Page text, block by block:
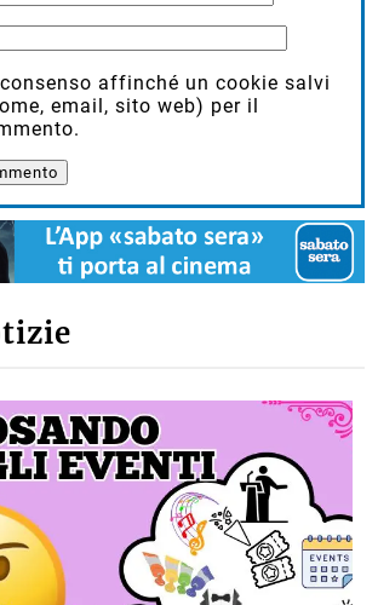
affinché un cookie salvi
email, sito web) per il